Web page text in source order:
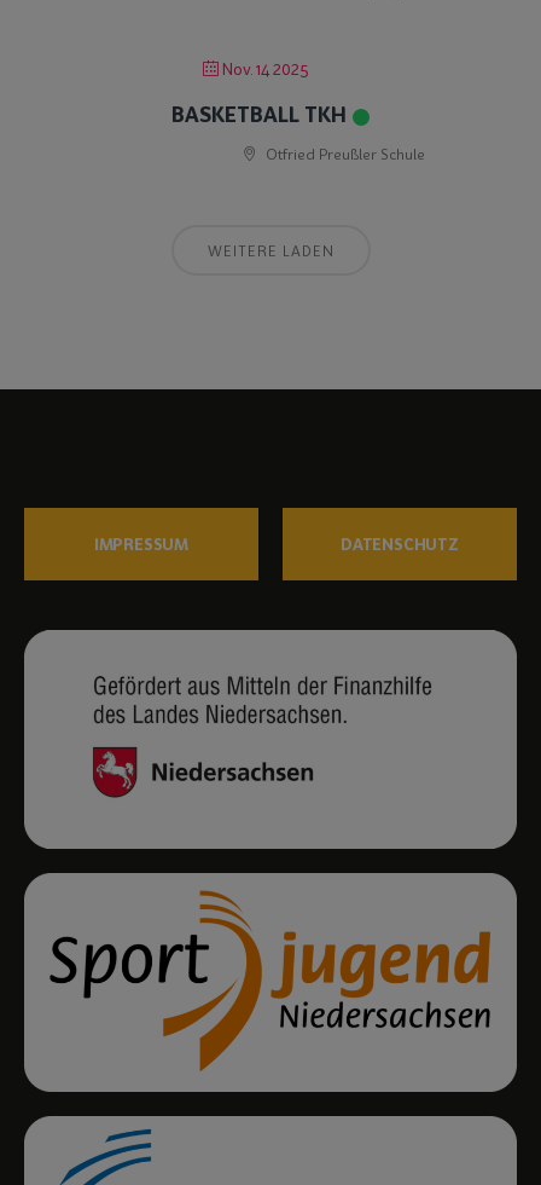
Nov. 14 2025
BASKETBALL TKH
Otfried Preußler Schule
WEITERE LADEN
IMPRESSUM DATENSCHUTZ